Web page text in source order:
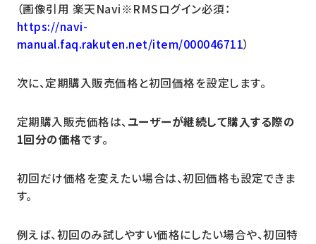
（画像引用 楽天Navi※RMSログイン必須：
https://navi-
manual.faq.rakuten.net/item/000046711）
次に、定期購入販売価格と初回価格を設定します。
定期購入販売価格は、ユーザーが継続して購入する際の
1回分の価格です。
初回だけ価格を変えたい場合は、初回価格も設定できま
す。
例えば、初回のみ試しやすい価格にしたい場合や、初回特